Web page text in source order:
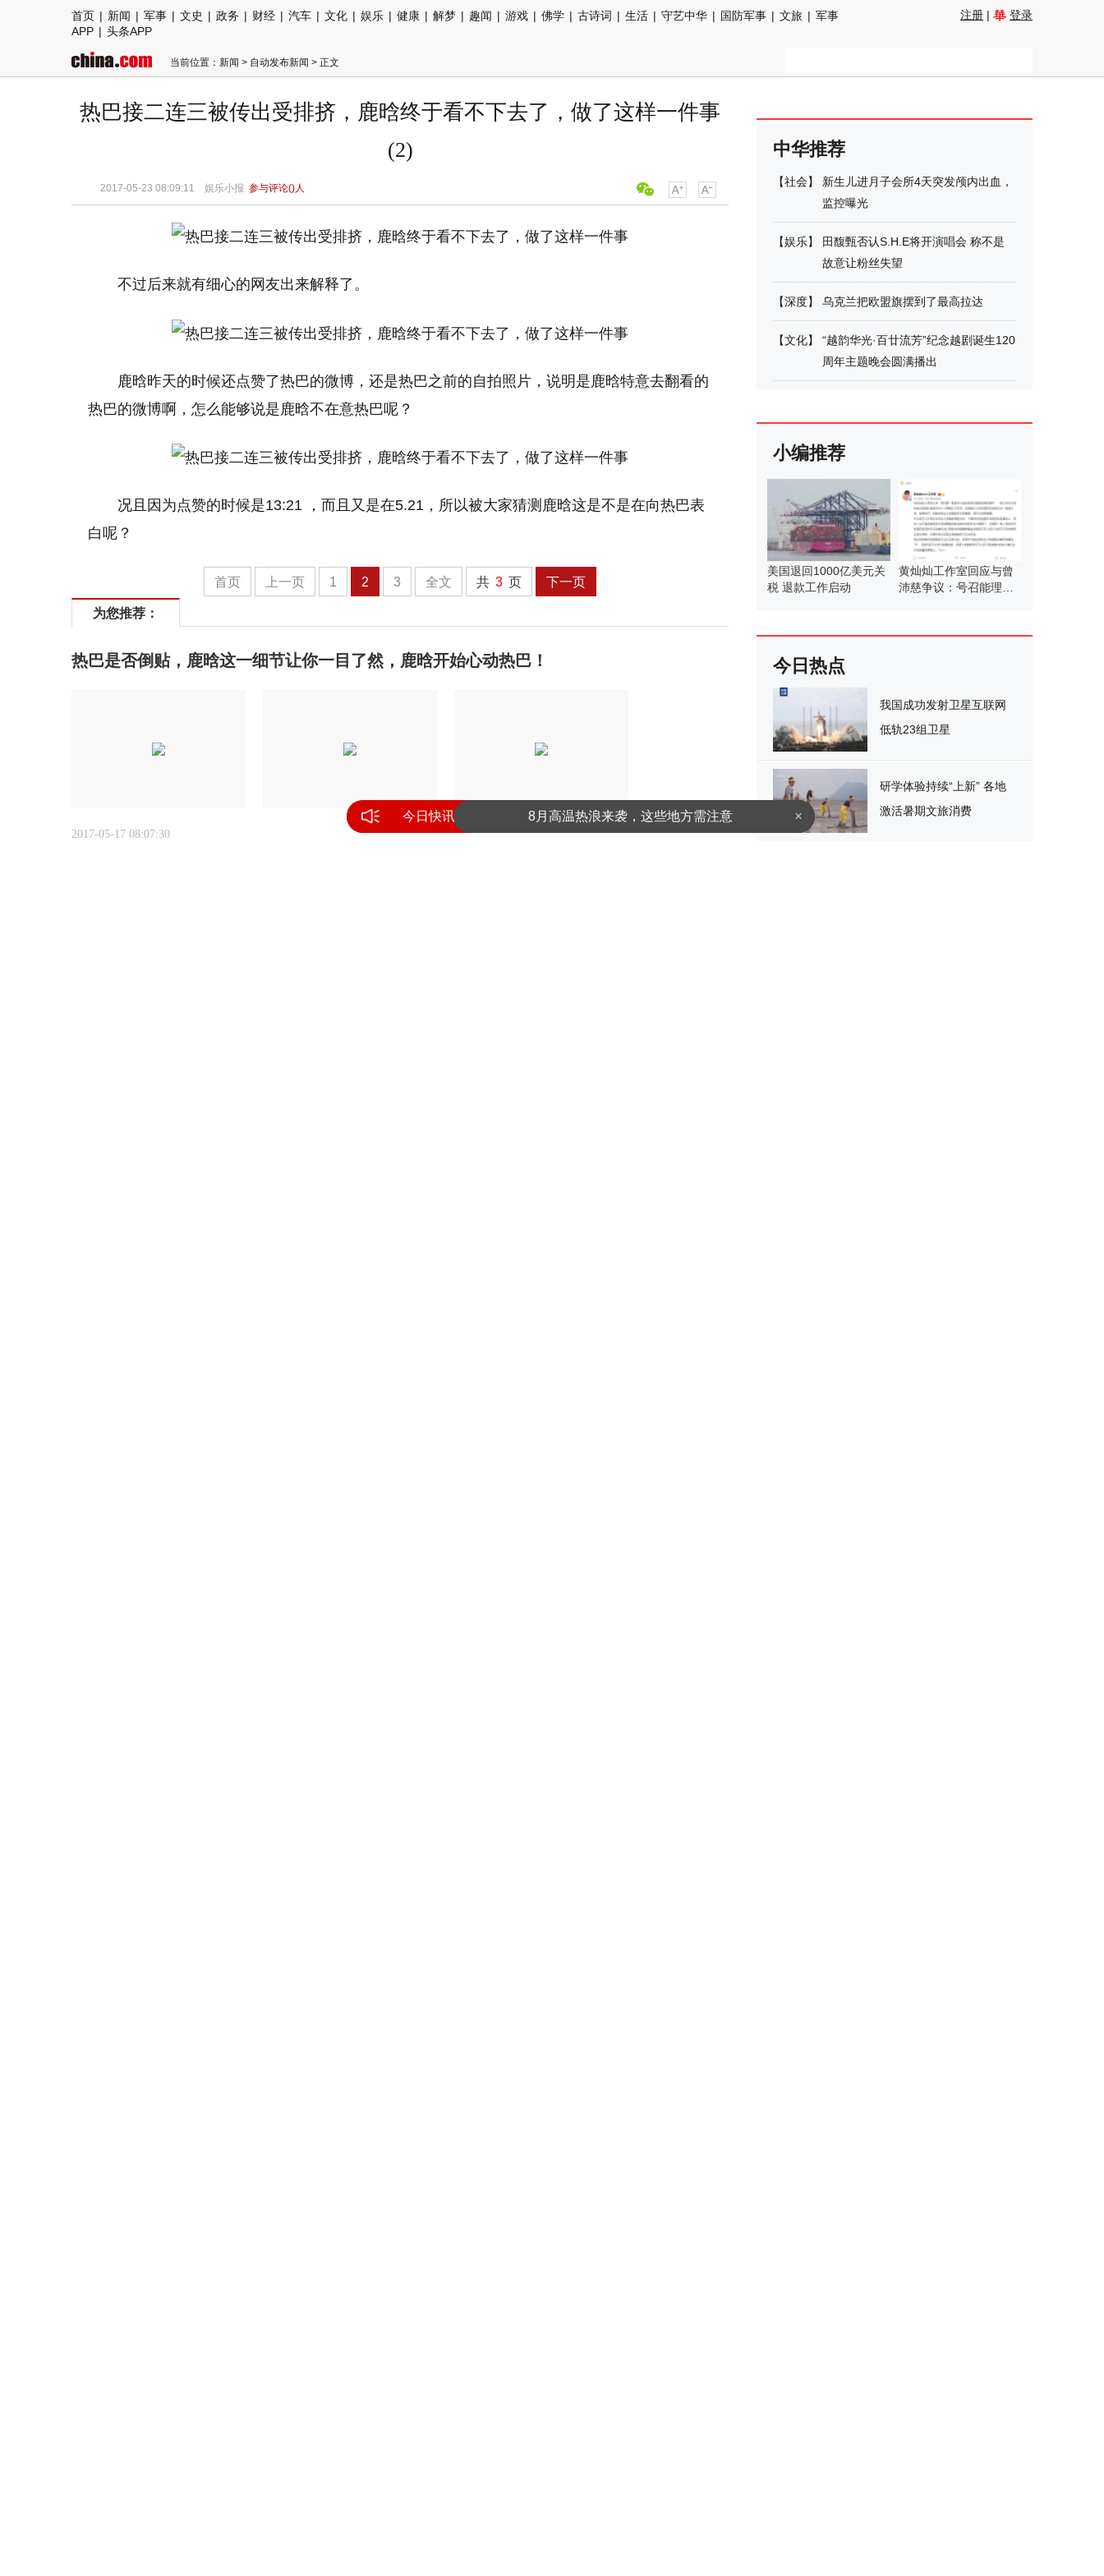
首页 | 新闻 | 军事 | 文史 | 政务 | 财经 | 汽车 | 文化 | 娱乐 | 健康 | 解梦 | 趣闻 | 游戏 | 佛学 | 古诗词 | 生活 | 守艺中华 | 国防军事 | 文旅 | 军事
APP | 头条APP
注册 | 登录
当前位置： 新闻 > 自动发布新闻 > 正文
热巴接二连三被传出受排挤，鹿晗终于看不下去了，做了这样一件事
(2)
2017-05-23 08:09:11 娱乐小报 参与评论()人
不过后来就有细心的网友出来解释了。
鹿晗昨天的时候还点赞了热巴的微博，还是热巴之前的自拍照片，说明是鹿晗特意去翻看的
热巴的微博啊，怎么能够说是鹿晗不在意热巴呢？
况且因为点赞的时候是13:21 ，而且又是在5.21，所以被大家猜测鹿晗这是不是在向热巴表
白呢？
首页 上一页 1 2 3 全文 共 3 页 下一页
为您推荐：
热巴是否倒贴，鹿晗这一细节让你一目了然，鹿晗开始心动热巴！
2017-05-17 08:07:30
中华推荐
【社会】
新生儿进月子会所4天突发颅内出血，
监控曝光
【娱乐】
田馥甄否认S.H.E将开演唱会 称不是
故意让粉丝失望
【深度】 乌克兰把欧盟旗摆到了最高拉达
【文化】
“越韵华光·百廿流芳”纪念越剧诞生120
周年主题晚会圆满播出
小编推荐
美国退回1000亿美元关
税 退款工作启动
黄灿灿工作室回应与曾
沛慈争议：号召能理智
今日热点
我国成功发射卫星互联网
低轨23组卫星
研学体验持续“上新” 各地
激活暑期文旅消费
今日快讯 8月高温热浪来袭，这些地方需注意 ×